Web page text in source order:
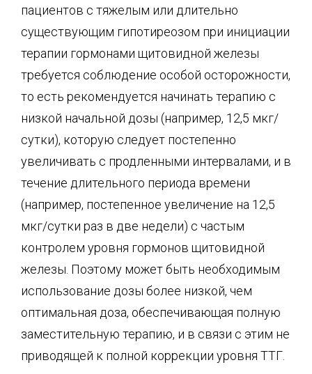
пациентов с тяжелым или длительно
существующим гипотиреозом при инициации
терапии гормонами щитовидной железы
требуется соблюдение особой осторожности,
то есть рекомендуется начинать терапию с
низкой начальной дозы (например, 12,5 мкг/
сутки), которую следует постепенно
увеличивать с продленными интервалами, и в
течение длительного периода времени
(например, постепенное увеличение на 12,5
мкг/сутки раз в две недели) с частым
контролем уровня гормонов щитовидной
железы. Поэтому может быть необходимым
использование дозы более низкой, чем
оптимальная доза, обеспечивающая полную
заместительную терапию, и в связи с этим не
приводящей к полной коррекции уровня ТТГ.